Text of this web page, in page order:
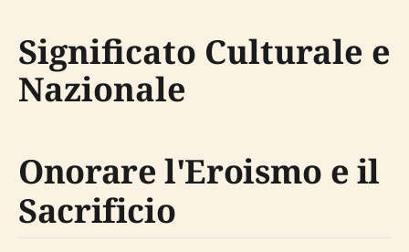
Significato Culturale e
Nazionale
Onorare l'Eroismo e il
Sacrificio